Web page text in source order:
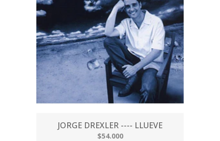
JORGE DREXLER ---- LLUEVE
$54.000